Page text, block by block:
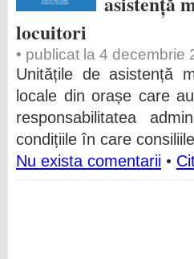
locuitori
• publicat la 4 decembrie
Unitățile de asistență
locale din orașe care
responsabilitatea
condițiile în care
Nu exista comentarii •